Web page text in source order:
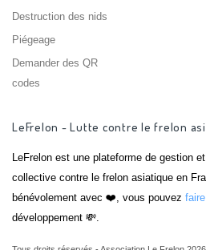
Destruction des nids
Piégeage
Demander des QR
codes
LeFrelon - Lutte contre le frelon
LeFrelon est une plateforme de gestion
collective contre le frelon asiatique en
bénévolement avec ❤️, vous pouvez
développement 💸.